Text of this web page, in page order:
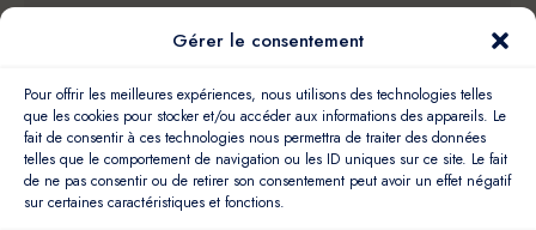
Gérer le consentement
Pour offrir les meilleures expériences, nous utilisons des technologies telles
que les cookies pour stocker et/ou accéder aux informations des appareils. Le
fait de consentir à ces technologies nous permettra de traiter des données
telles que le comportement de navigation ou les ID uniques sur ce site. Le fait
de ne pas consentir ou de retirer son consentement peut avoir un effet négatif
sur certaines caractéristiques et fonctions.
passion pour la technicité fait lien ».
C’est ce que m’a partagé une manager
cette semaine. Elle gère des équipes
multisites, des techniciens de haut vol. Et
quand les différentes générations
partagent une passion commune : elles